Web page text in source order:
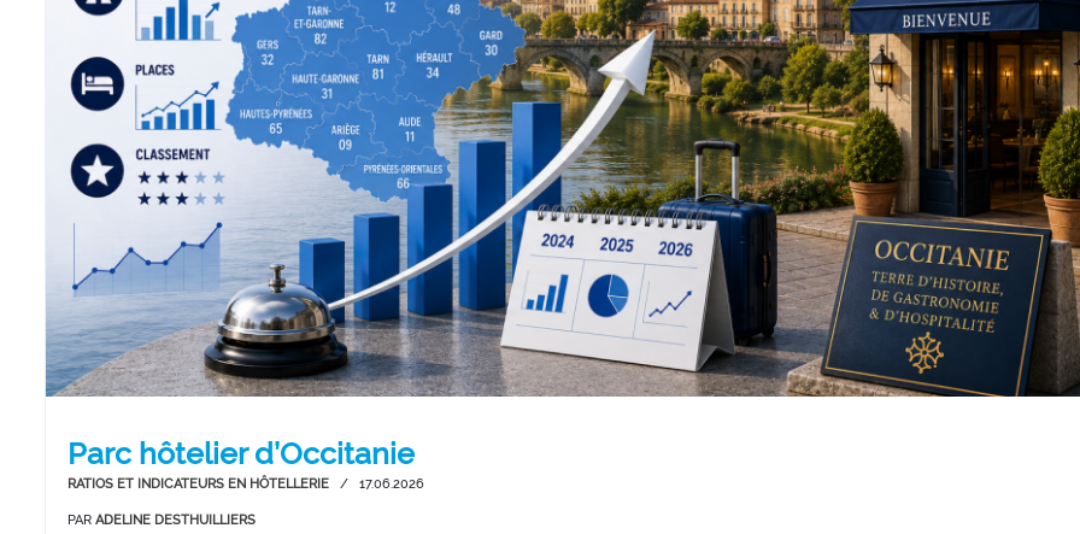
Parc hôtelier d’Occitanie
RATIOS ET INDICATEURS EN HÔTELLERIE / 17.06.2026
PAR ADELINE DESTHUILLIERS